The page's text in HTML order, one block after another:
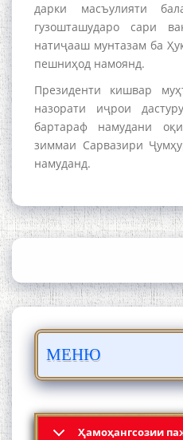
дарки масъулияти
гузошташударо сари
натиҷааш мунтазам ба
пешниҳод намоянд.
Президенти кишвар
назорати иҷрои
бартараф намудани
зиммаи Сарвазири
намуданд.
МЕНЮ
Ҳамоҳангсозии
Кадамчо Худои
Сайре дар
Осорхонаи